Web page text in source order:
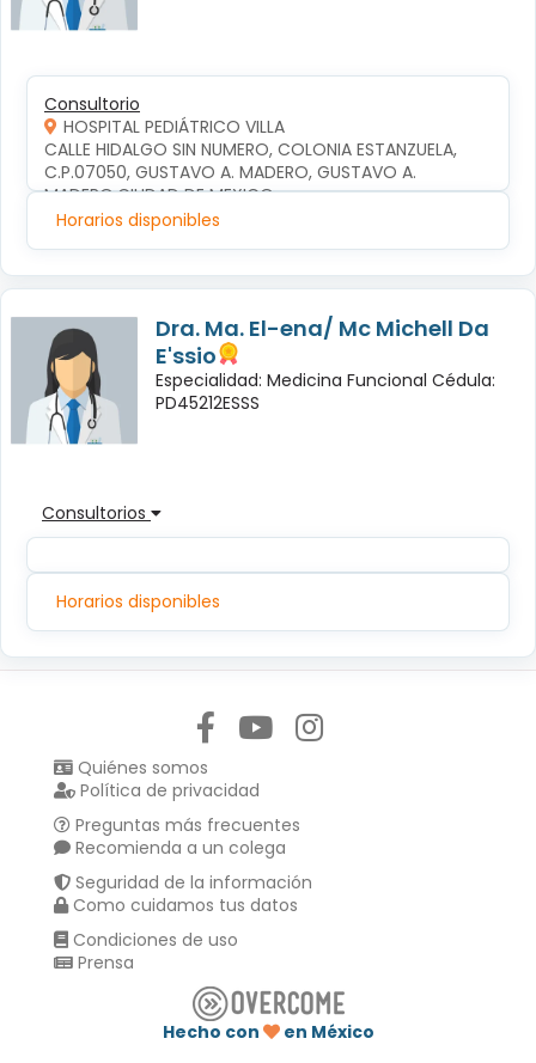
Consultorio
HOSPITAL PEDIÁTRICO VILLA
CALLE HIDALGO SIN NUMERO, COLONIA ESTANZUELA,
C.P.07050, GUSTAVO A. MADERO, GUSTAVO A.
MADERO,CIUDAD DE MEXICO
Horarios disponibles
Dra. Ma. El-ena/ Mc Michell Da
E'ssio
Especialidad: Medicina Funcional Cédula:
PD45212ESSS
Consultorios
Horarios disponibles
Quiénes somos
Política de privacidad
Preguntas más frecuentes
Recomienda a un colega
Seguridad de la información
Como cuidamos tus datos
Condiciones de uso
Prensa
Hecho con
en México